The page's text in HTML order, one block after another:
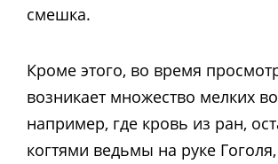
смешка.
Кроме этого, во время
возникает множество мелких
например, где кровь из ран,
когтями ведьмы на руке